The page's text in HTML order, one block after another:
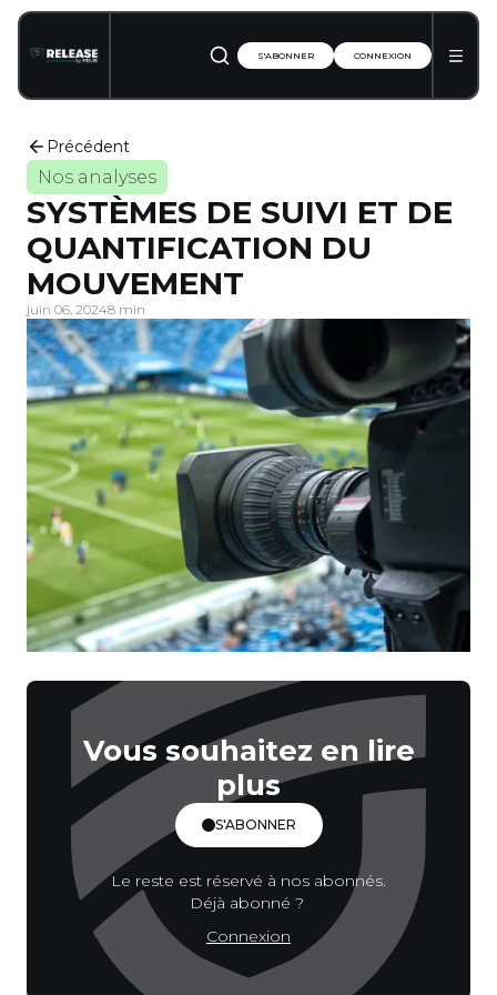
S'ABONNER CONNEXION
Précédent
Nos analyses
SYSTÈMES DE SUIVI ET DE
QUANTIFICATION DU
MOUVEMENT
juin 06, 20248 min
Vous souhaitez en lire
plus
S'ABONNER
Le reste est réservé à nos abonnés.
Déjà abonné ?
Connexion